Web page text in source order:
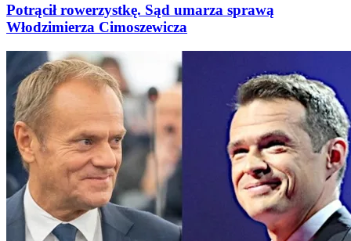
Potrącił rowerzystkę. Sąd umarza sprawą
Włodzimierza Cimoszewicza